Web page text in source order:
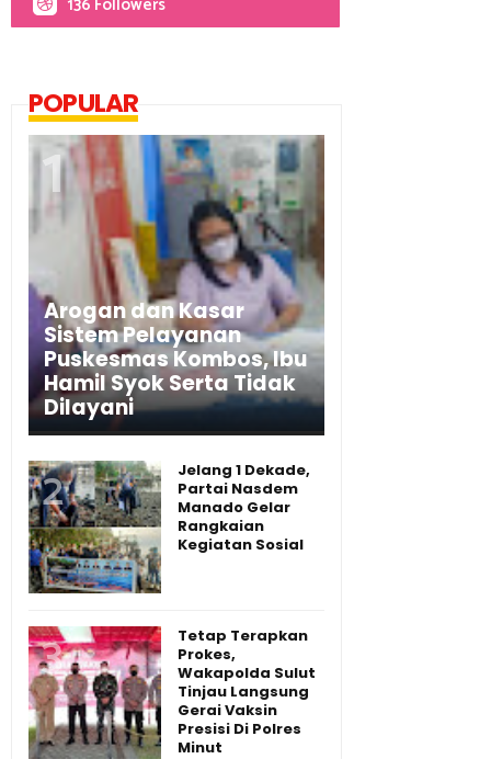
POPULAR
Arogan dan Kasar
Sistem Pelayanan
Puskesmas Kombos, Ibu
Hamil Syok Serta Tidak
Dilayani
Jelang 1 Dekade,
Partai Nasdem
Manado Gelar
Rangkaian
Kegiatan Sosial
Tetap Terapkan
Prokes,
Wakapolda Sulut
Tinjau Langsung
Gerai Vaksin
Presisi Di Polres
Minut